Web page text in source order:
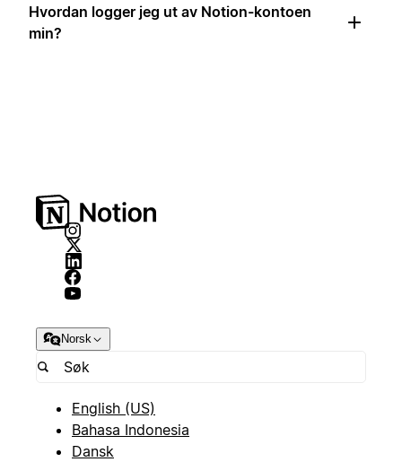
Hvordan logger jeg ut av Notion-kontoen
min?
Norsk
English (US)
Bahasa Indonesia
Dansk